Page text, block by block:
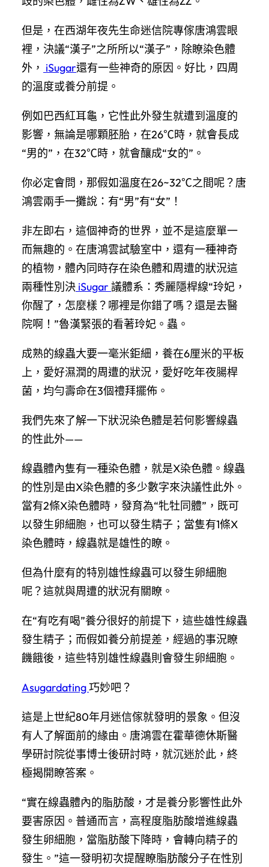
但是，在西湖年夜先生命迷信院專傢唐鴻雲眼
裡，決議“漢子”之所所以“漢子”，除瞭染色體
外， iSugar還有一些神奇的原因。好比，四周
的溫度或養分前提。
例如巴西紅耳龜，它性此外發生就遭到溫度的
影響，無論是哪顆胚胎，在26℃時，就會長成
“男的”，在32℃時，就會釀成“女的”。
你必定會問，那假如溫度在26~32℃之間呢？唐
鴻雲兩手一攤說：有“男”有“女”！
非左即右，這個神奇的世界，並不是這麼單一
而無趣的。在唐鴻雲試驗室中，還有一種神奇
的植物，體內同時存在染色體和周遭的狀況這
兩種性別決 iSugar 議體系：秀麗隱桿線“玲妃，
你醒了，怎麼樣？哪裡是你錯了嗎？還是去醫
院啊！”魯漢緊張​​的看著玲妃。蟲。
成熟的線蟲大要一毫米鉅細，養在6厘米的平板
上，愛好濕潤的周遭的狀況，愛好吃年夜腸桿
菌，均勻壽命在3個禮拜擺佈。
我們先來了解一下狀況染色體是若何影響線蟲
的性此外——
線蟲體內隻有一種染色體，就是X染色體。線蟲
的性別是由X染色體的多少數字來決議性此外。
當有2條X染色體時，發育為“牝牡同體”，既可
以發生卵細胞，也可以發生精子；當隻有1條X
染色體時，線蟲就是雄性的瞭。
但為什麼有的特別雄性線蟲可以發生卵細胞
呢？這就與周遭的狀況有關瞭。
在“有吃有喝”養分很好的前提下，這些雄性線蟲
發生精子；而假如養分前提差，經過的事況瞭
饑餓後，這些特別雄性線蟲則會發生卵細胞。
Asugardating巧妙吧？
這是上世紀80年月迷信傢就發明的景象。但沒
有人了解面前的緣由。唐鴻雲在霍華德休斯醫
學研討院從事博士後研討時，就沉迷於此，終
極揭開瞭答案。
“實在線蟲體內的脂肪酸，才是養分影響性此外
要害原因。普通而言，高程度脂肪酸增進線蟲
發生卵細胞，當脂肪酸下降時，會轉向精子的
發生。”這一發明初次提醒瞭脂肪酸分子在性別